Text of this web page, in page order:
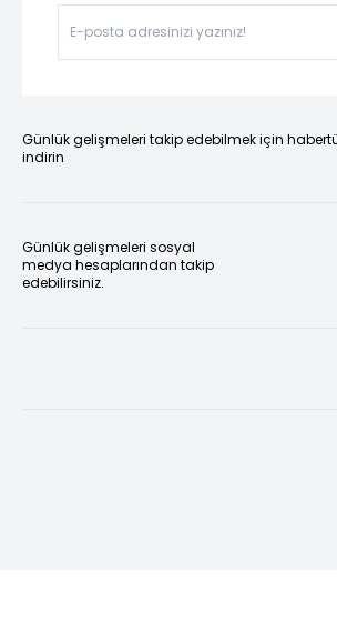
Günlük gelişmeleri takip edebilmek için
indirin
Günlük gelişmeleri sosyal
medya hesaplarından takip
edebilirsiniz.